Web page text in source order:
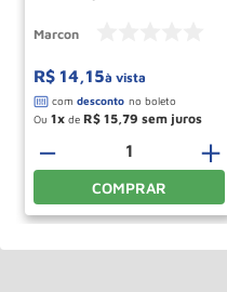
Marcon
R$ 14,15à vista
Ou 1 de R$ 15 79
＋
－
COMPRAR